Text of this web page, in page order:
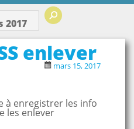
2017
enlever
mars 15, 2017
à enregistrer les info
les enlever